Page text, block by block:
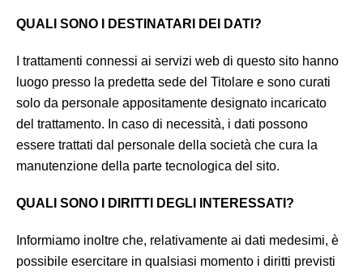
QUALI SONO I DESTINATARI DEI DATI?
I trattamenti connessi ai servizi web di questo sito hanno
luogo presso la predetta sede del Titolare e sono curati
solo da personale appositamente designato incaricato
del trattamento. In caso di necessità, i dati possono
essere trattati dal personale della società che cura la
manutenzione della parte tecnologica del sito.
QUALI SONO I DIRITTI DEGLI INTERESSATI?
Informiamo inoltre che, relativamente ai dati medesimi, è
possibile esercitare in qualsiasi momento i diritti previsti